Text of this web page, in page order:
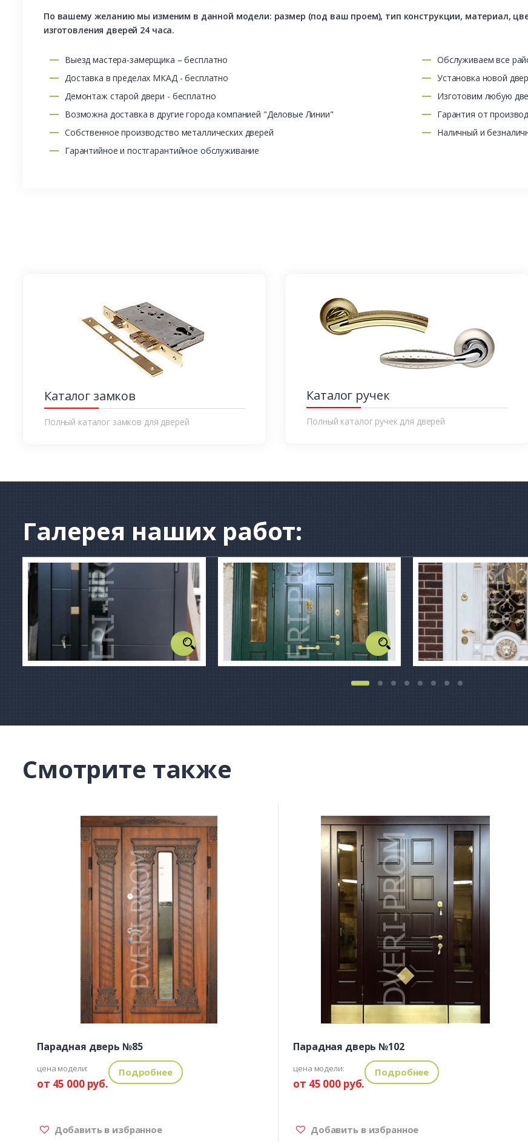
По вашему желанию мы изменим в данной модели: размер (под ваш проем), тип конструкции, материал,
изготовления дверей 24 часа.
Выезд мастера-замерщика – бесплатно
Доставка в пределах МКАД - бесплатно
Демонтаж старой двери - бесплатно
Возможна доставка в другие города компанией "Деловые Линии"
Собственное производство металлических дверей
Гарантийное и постгарантийное обслуживание
Обслуживаем все
Установка новой
Изготовим любую
Гарантия от
Наличный и
Каталог замков
Полный каталог замков для дверей
Каталог ручек
Полный каталог ручек для дверей
Галерея наших работ:
Смотрите также
Парадная дверь №85
цена модели:
от 45 000 руб.
Подробнее
Добавить в избранное
Парадная дверь №102
цена модели:
от 45 000 руб.
Подробнее
Добавить в избранное